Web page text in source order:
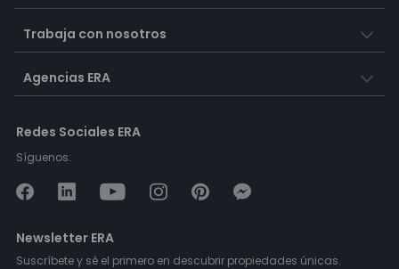
Trabaja con nosotros
Agencias ERA
Redes Sociales ERA
Síguenos:
Newsletter ERA
Suscríbete y sé el primero en descubrir propiedades únicas.